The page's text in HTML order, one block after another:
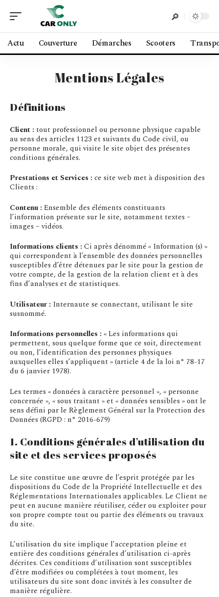
Actu Couverture Démarches Scooters
Mentions Légales
Définitions
Client : tout professionnel ou personne physique capable
au sens des articles 1123 et suivants du Code civil, ou
personne morale, qui visite le site objet des présentes
conditions générales.
Prestations et Services : ce site web met à disposition des
Clients :
Contenu : Ensemble des éléments constituants
l’information présente sur le site, notamment textes –
images – vidéos.
Informations clients : Ci après dénommé « Information (s) »
qui correspondent à l’ensemble des données personnelles
susceptibles d’être détenues par le site pour la gestion de
votre compte, de la gestion de la relation client et à des
fins d’analyses et de statistiques.
Utilisateur : Internaute se connectant, utilisant le site
susnommé.
Informations personnelles : « Les informations qui
permettent, sous quelque forme que ce soit, directement
ou non, l’identification des personnes physiques
auxquelles elles s’appliquent » (article 4 de la loi n° 78-17
du 6 janvier 1978).
Les termes « données à caractère personnel », « personne
concernée », « sous traitant » et « données sensibles » ont le
sens défini par le Règlement Général sur la Protection des
Données (RGPD : n° 2016-679)
1. Conditions générales d’utilisation du
site et des services proposés
Le site constitue une œuvre de l’esprit protégée par les
dispositions du Code de la Propriété Intellectuelle et des
Réglementations Internationales applicables. Le Client ne
peut en aucune manière réutiliser, céder ou exploiter pour
son propre compte tout ou partie des éléments ou travaux
du site.
L’utilisation du site implique l’acceptation pleine et
entière des conditions générales d’utilisation ci-après
décrites. Ces conditions d’utilisation sont susceptibles
d’être modifiées ou complétées à tout moment, les
utilisateurs du site sont donc invités à les consulter de
manière régulière.